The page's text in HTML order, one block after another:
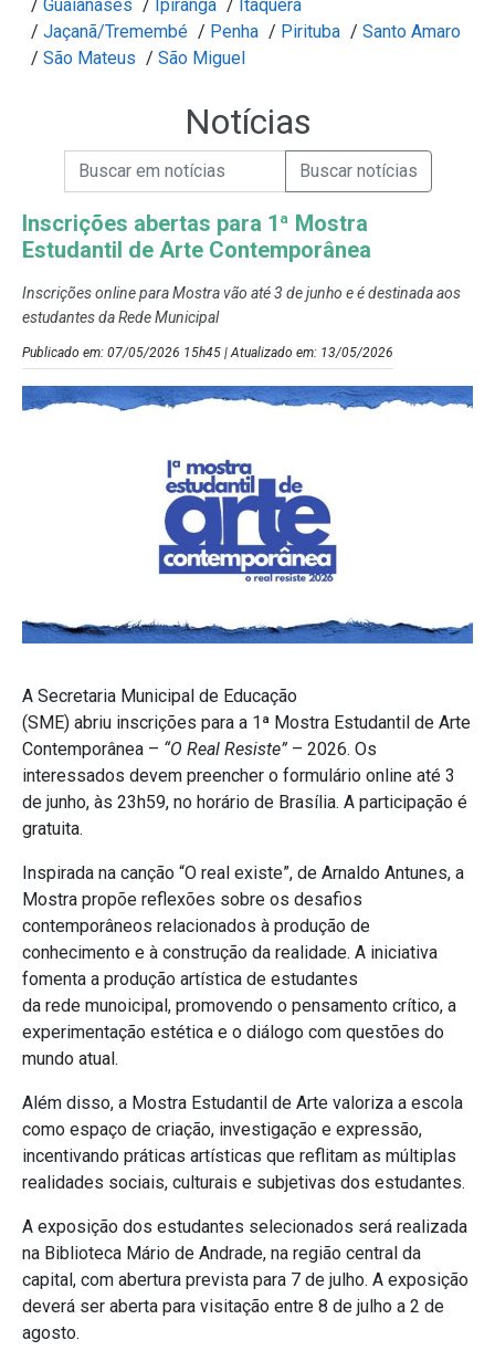
/ Guaianases / Ipiranga / Itaquera
/ Jaçanã/Tremembé / Penha / Pirituba / Santo Amaro
/ São Mateus / São Miguel
Notícias
Campo de Busca de Notícias
Campo de Busca de informaçõesEnviar a Busca de Notícias
Inscrições abertas para 1ª Mostra
Estudantil de Arte Contemporânea
Inscrições online para Mostra vão até 3 de junho e é destinada aos
estudantes da Rede Municipal
Publicado em: 07/05/2026 15h45 | Atualizado em: 13/05/2026
A Secretaria Municipal de Educação
(SME) abriu inscrições para a 1ª Mostra Estudantil de Arte
Contemporânea – “O Real Resiste” – 2026. Os
interessados devem preencher o formulário online até 3
de junho, às 23h59, no horário de Brasília. A participação é
gratuita.
Inspirada na canção “O real existe”, de Arnaldo Antunes, a
Mostra propõe reflexões sobre os desafios
contemporâneos relacionados à produção de
conhecimento e à construção da realidade. A iniciativa
fomenta a produção artística de estudantes
da rede munoicipal, promovendo o pensamento crítico, a
experimentação estética e o diálogo com questões do
mundo atual.
Além disso, a Mostra Estudantil de Arte valoriza a escola
como espaço de criação, investigação e expressão,
incentivando práticas artísticas que reflitam as múltiplas
realidades sociais, culturais e subjetivas dos estudantes.
A exposição dos estudantes selecionados será realizada
na Biblioteca Mário de Andrade, na região central da
capital, com abertura prevista para 7 de julho. A exposição
deverá ser aberta para visitação entre 8 de julho a 2 de
agosto.